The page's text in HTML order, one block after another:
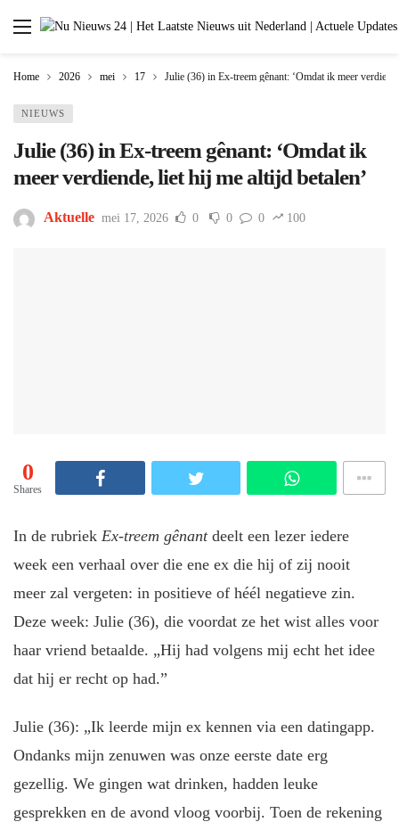
Home 2026 mei 17 Julie (36) in Ex-treem gênant: ‘Omdat ik meer
NIEUWS
Julie (36) in Ex-treem gênant: ‘Omdat ik
meer verdiende, liet hij me altijd betalen’
Aktuelle mei 17, 2026 0 0 0 100
0
Shares
In de rubriek Ex-treem gênantdeelt een lezer iedere
week een verhaal over die ene ex die hij of zij nooit
meer zal vergeten: in positieve of héél negatieve zin.
Deze week: Julie (36), die voordat ze het wist alles voor
haar vriend betaalde. „Hij had volgens mij echt het idee
dat hij er recht op had.”
Julie (36): „Ik leerde mijn ex kennen via een datingapp.
Ondanks mijn zenuwen was onze eerste date erg
gezellig. We gingen wat drinken, hadden leuke
gesprekken en de avond vloog voorbij. Toen de rekening